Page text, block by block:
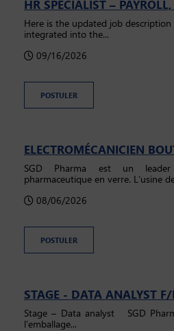
HR SPECIALIST –
Here is the updated job
integrated into the...
09/16/2026
POSTULER
ELECTROMÉCANICIEN
SGD Pharma est un leader
pharmaceutique en verre. L’usine
08/06/2026
POSTULER
STAGE - DATA ANALYST
Stage – Data analyst SGD
l’emballage...